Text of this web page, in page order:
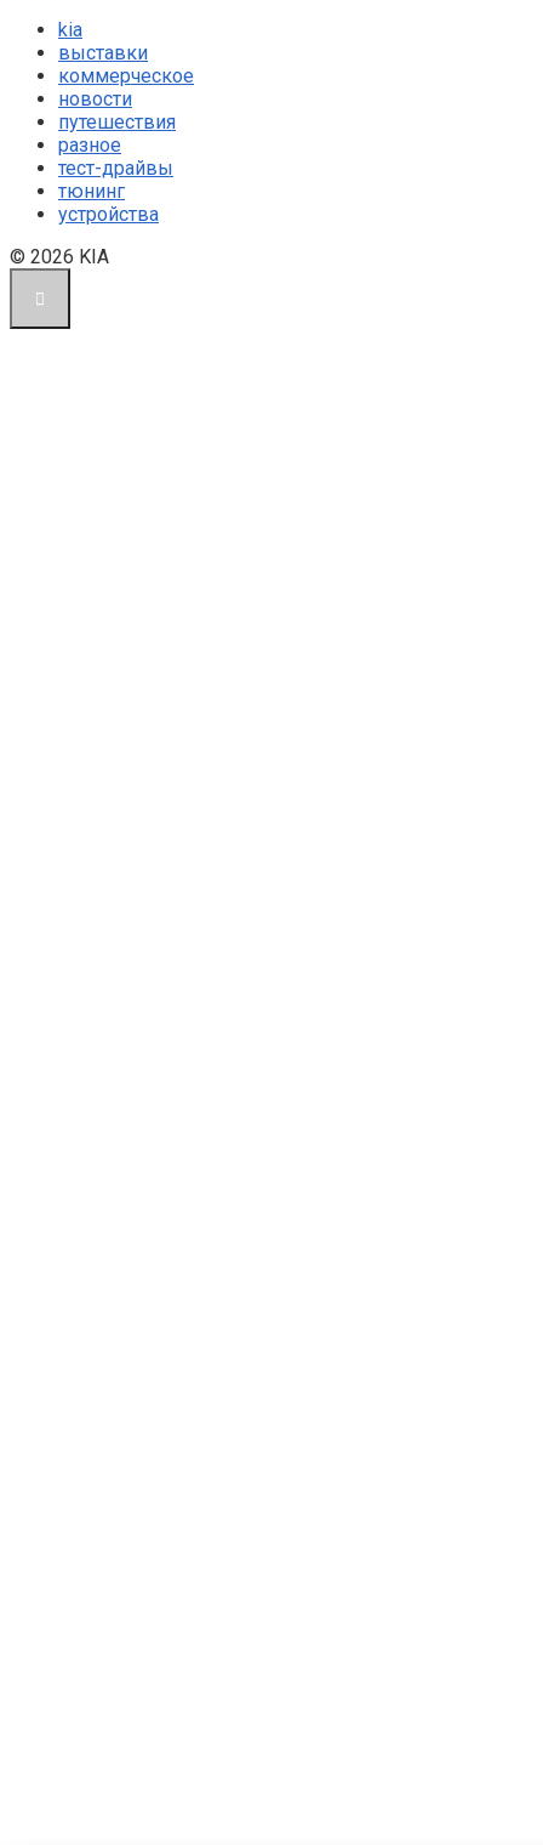
kia
выставки
коммерческое
новости
путешествия
разное
тест-драйвы
тюнинг
устройства
© 2026 KIA